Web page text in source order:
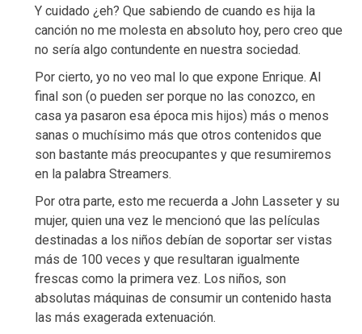
Y cuidado ¿eh? Que sabiendo de cuando es hija la
canción no me molesta en absoluto hoy, pero creo que
no sería algo contundente en nuestra sociedad.
Por cierto, yo no veo mal lo que expone Enrique. Al
final son (o pueden ser porque no las conozco, en
casa ya pasaron esa época mis hijos) más o menos
sanas o muchísimo más que otros contenidos que
son bastante más preocupantes y que resumiremos
en la palabra Streamers.
Por otra parte, esto me recuerda a John Lasseter y su
mujer, quien una vez le mencionó que las películas
destinadas a los niños debían de soportar ser vistas
más de 100 veces y que resultaran igualmente
frescas como la primera vez. Los niños, son
absolutas máquinas de consumir un contenido hasta
las más exagerada extenuación.